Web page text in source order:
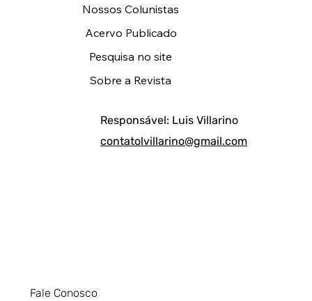
Fale Conosco
Responsável: Luis Villarino
contatolvillarino@gmail.com
Nossos Colunistas
Acervo Publicado
Pesquisa no site
Sobre a Revista